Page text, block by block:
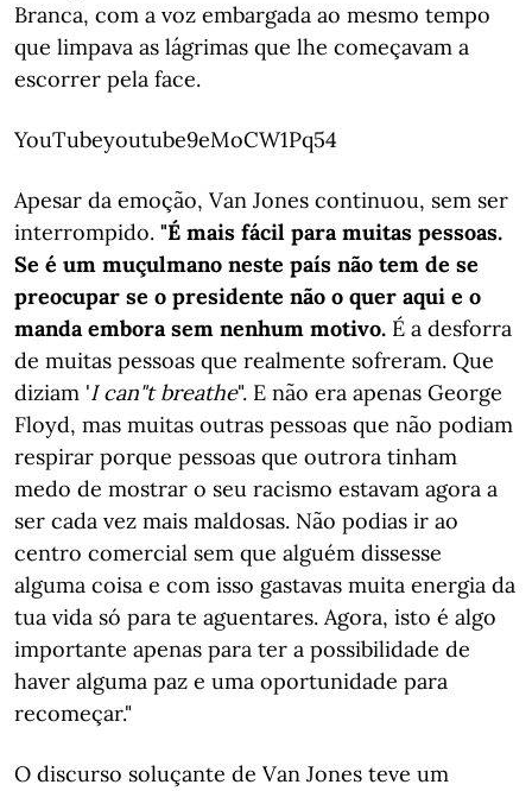
Branca, com a voz embargada ao mesmo tempo
que limpava as lágrimas que lhe começavam a
escorrer pela face.
YouTubeyoutube9eMoCW1Pq54
Apesar da emoção, Van Jones continuou, sem ser
interrompido. "É mais fácil para muitas pessoas.
Se é um muçulmano neste país não tem de se
preocupar se o presidente não o quer aqui e o
manda embora sem nenhum motivo. É a desforra
de muitas pessoas que realmente sofreram. Que
diziam 'I can"t breathe". E não era apenas George
Floyd, mas muitas outras pessoas que não podiam
respirar porque pessoas que outrora tinham
medo de mostrar o seu racismo estavam agora a
ser cada vez mais maldosas. Não podias ir ao
centro comercial sem que alguém dissesse
alguma coisa e com isso gastavas muita energia da
tua vida só para te aguentares. Agora, isto é algo
importante apenas para ter a possibilidade de
haver alguma paz e uma oportunidade para
recomeçar."
O discurso soluçante de Van Jones teve um